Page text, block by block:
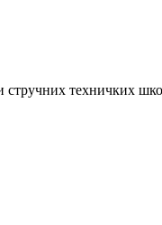
стручних техничких